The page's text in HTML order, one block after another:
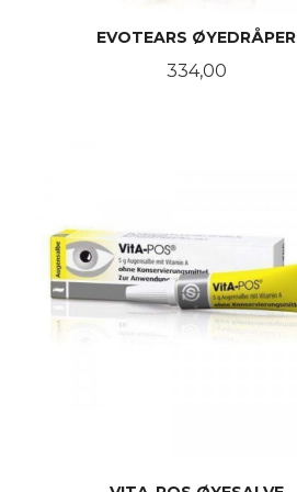
EVOTEARS ØYEDRÅPER
Pris
334,00